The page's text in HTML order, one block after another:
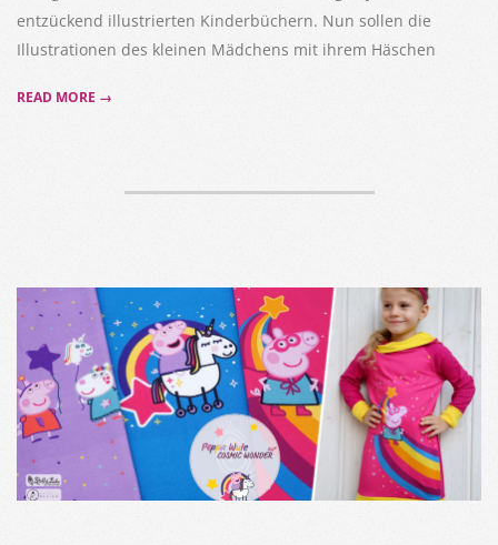
entzückend illustrierten Kinderbüchern. Nun sollen die
Illustrationen des kleinen Mädchens mit ihrem Häschen
READ MORE →